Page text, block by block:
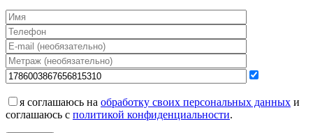
я соглашаюсь на обработку своих персональных данных и
соглашаюсь с политикой конфиденциальности.